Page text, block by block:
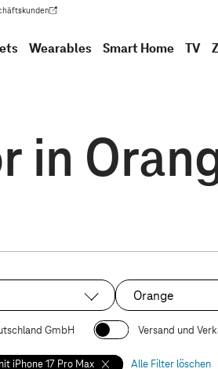
in einem neuen Tab geöffnet)
Wearables Smart Home TV
in
Ausgewählt:
Orange
GmbH Versand und
iPhone 17 Pro Max Alle Filter löschen